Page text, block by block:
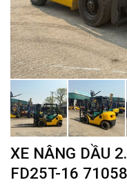
XE NÂNG DẦU
FD25T-16